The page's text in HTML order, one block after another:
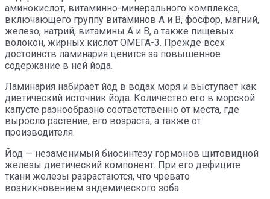
аминокислот, витаминно-минерального комплекса,
включающего группу витаминов А и В, фосфор, магний,
железо, натрий, витамины А и В, а также пищевых
волокон, жирных кислот ОМЕГА-3. Прежде всех
достоинств ламинария ценится за повышенное
содержание в ней йода.
Ламинария набирает йод в водах моря и выступает как
диетический источник йода. Количество его в морской
капусте разнообразно соответственно от места, где
выросло растение, его возраста, а также от
производителя.
Йод — незаменимый биосинтезу гормонов щитовидной
железы диетический компонент. При его дефиците
ткани железы разрастаются, что чревато
возникновением эндемического зоба.